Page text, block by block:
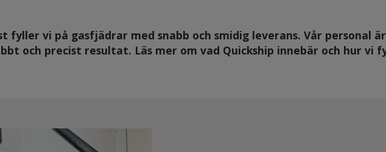
fyller vi på gasfjädrar med snabb och smidig leverans. Vår
och precist resultat. Läs mer om vad Quickship innebär och hur vi